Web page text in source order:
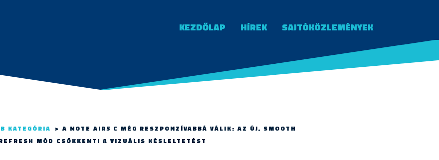
KEZDŐLAP HÍREK SAJTÓKÖZLEMÉNYEK
KATEGÓRIA > A NOTE AIR5 C MÉG RESZPONZÍVABBÁ VÁLIK: AZ ÚJ, SMOOTH
MÓD CSÖKKENTI A VIZUÁLIS KÉSLELTETÉST